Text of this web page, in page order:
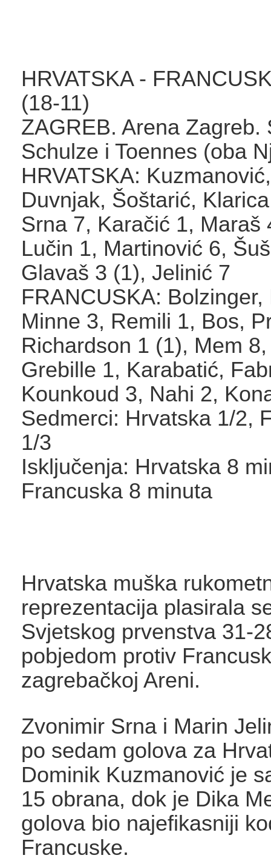
HRVATSKA -
(18-11)
ZAGREB. Arena Zagreb.
Schulze i Toennes (oba
HRVATSKA:
Duvnjak, Šoštarić,
Srna 7, Karačić 1, Maraš
Lučin 1, Martinović 6,
Glavaš 3 (1), Jelinić 7
FRANCUSKA:
Minne 3, Remili 1, Bos,
Richardson 1 (1), Mem
Grebille 1, Karabatić,
Kounkoud 3, Nahi 2,
Sedmerci: Hrvatska 1/2,
1/3
Isključenja: Hrvatska 8
Francuska 8 minuta
Hrvatska muška
reprezentacija plasirala
Svjetskog prvenstva 31-
pobjedom protiv
zagrebačkoj Areni.
Zvonimir Srna i Marin
po sedam golova za
Dominik Kuzmanović je
15 obrana, dok je Dika
golova bio najefikasniji
Francuske.